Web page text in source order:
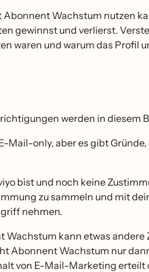
Abonnent Wachstum nutzen
gewinnst und verlierst.
waren und warum das Profil
werden in diesem
Mail-only, aber es gibt
bist und noch keine
zu sammeln und mit
nehmen.
Wachstum kann etwas andere
Abonnent Wachstum nur
von E-Mail-Marketing erteilt